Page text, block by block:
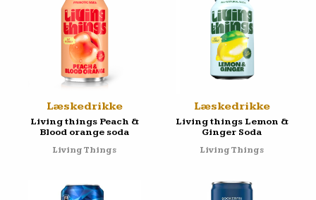
Læskedrikke
Living things Peach &
Blood orange soda
Living Things
Læskedrikke
Living things Lemon &
Ginger Soda
Living Things